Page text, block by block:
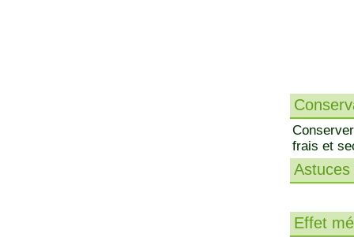
frais et
Astuces
Effet